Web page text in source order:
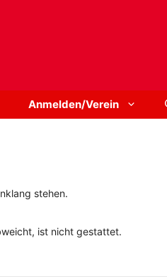
Anmelden/Verein
stehen.
ist nicht gestattet.